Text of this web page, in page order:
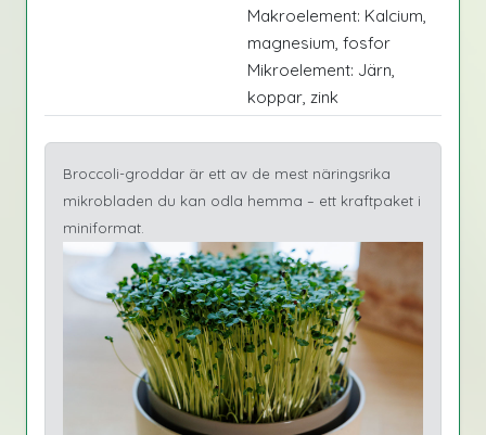
Makroelement: Kalcium,
magnesium, fosfor
Mikroelement: Järn,
koppar, zink
Broccoli-groddar är ett av de mest näringsrika
mikrobladen du kan odla hemma – ett kraftpaket i
miniformat.